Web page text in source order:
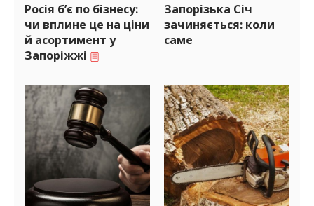
Росія б’є по бізнесу:
чи вплине це на ціни
й асортимент у
Запоріжжі
Запорізька Січ
зачиняється: коли
саме